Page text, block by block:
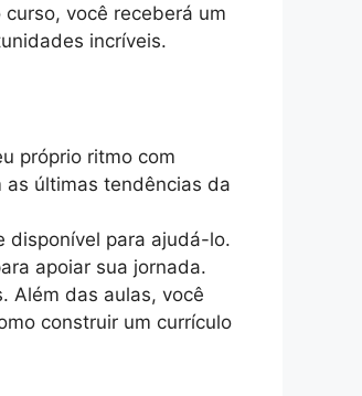
você receberá um
incríveis.
próprio ritmo com
as últimas tendências da
disponível para ajudá-lo.
apoiar sua jornada.
Além das aulas, você
construir um currículo